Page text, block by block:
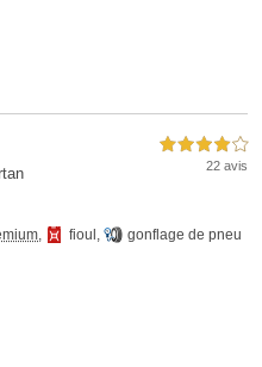
4,0 étoiles sur 5
22 avis
, fioul , gonflage de pneu